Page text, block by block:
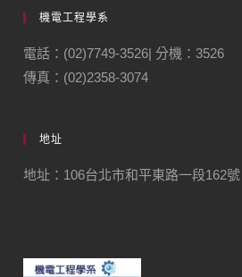
機電工程學系
電話：(02)7749-3526| 分機：3526
傳真：(02)2358-3074
地址
地址：106台北市和平東路一段162號